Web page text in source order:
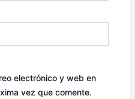
electrónico y web en
vez que comente.